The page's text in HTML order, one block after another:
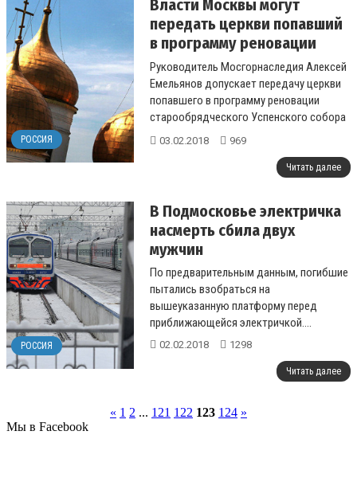
РОССИЯ
Власти Москвы могут
передать церкви попавший
в программу реновации
Успенский собор
Руководитель Мосгорнаследия Алексей
Емельянов допускает передачу церкви
попавшего в программу реновации
старообрядческого Успенского собора
начала ХХ века на Марксистской
03.02.2018 969
Читать далее
РОССИЯ
В Подмосковье электричка
насмерть сбила двух
мужчин
По предварительным данным, погибшие
пытались взобраться на
вышеуказанную платформу перед
приближающейся электричкой....
02.02.2018 1298
Читать далее
« 1 2 ... 121 122 123 124 »
Мы в Facebook